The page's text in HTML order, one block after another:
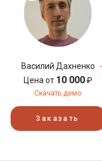
Василий Дахненко
Цена от 10 000₽
Скачать демо
Заказать